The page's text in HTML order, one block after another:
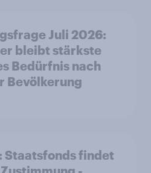
Juli 2026:
bleibt stärkste
Bedürfnis nach
Bevölkerung
Staatsfonds findet